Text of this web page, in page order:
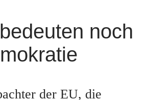
noch
der EU, die